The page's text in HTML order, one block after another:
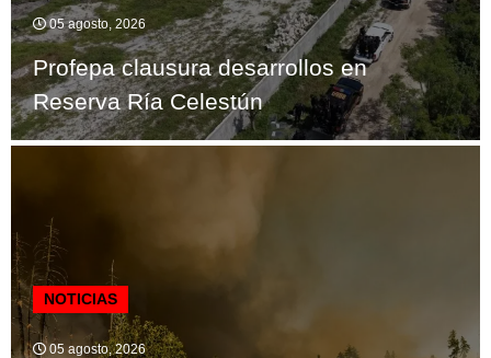
05 agosto, 2026
Profepa clausura desarrollos en
Reserva Ría Celestún
NOTICIAS
05 agosto, 2026